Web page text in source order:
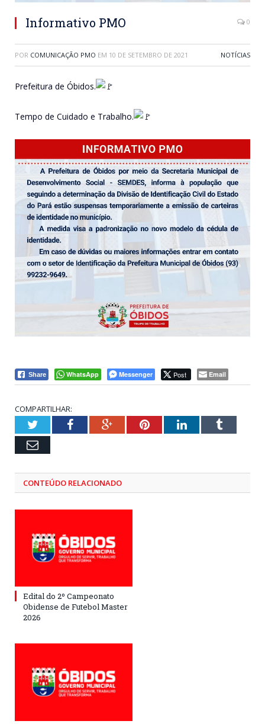
Informativo PMO 0
POR COMUNICAÇÃO PMO EM 10 DE SETEMBRO DE 2021 NOTÍCIAS
Prefeitura de Óbidos.
Tempo de Cuidado e Trabalho.
Share WhatsApp Messenger Post Email
COMPARTILHAR:
TwitterFacebookGoogle+PinterestLinkedInTumblr
Email
CONTEÚDO RELACIONADO
Edital do 2º Campeonato
Obidense de Futebol Master
2026